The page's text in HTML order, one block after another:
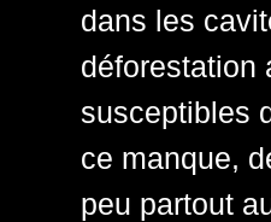
dans les
déforestation
susceptibles
ce manque,
peu partout